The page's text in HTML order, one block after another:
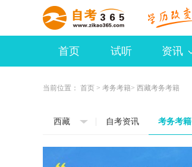
首页 试听 资讯
当前位置： 首页 > 考务考籍> 西藏考务考籍
西藏 自考资讯 考务考籍